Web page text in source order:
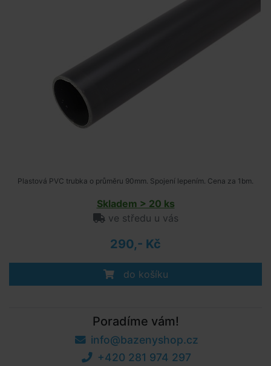
Plastová PVC trubka o průměru 90mm. Spojení lepením. Cena za 1bm.
Skladem > 20 ks
ve středu u vás
290,- Kč
do košíku
Poradíme vám!
info@bazenyshop.cz
+420 281 974 297